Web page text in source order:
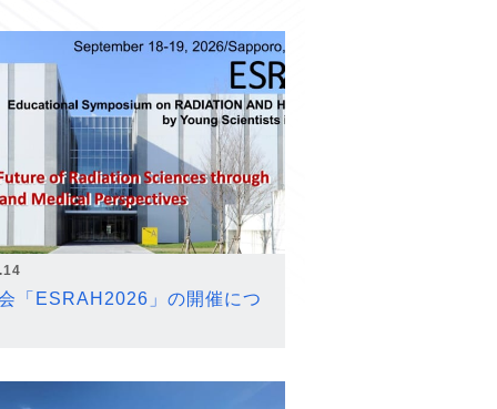
「ESRAH2026」の開催につ